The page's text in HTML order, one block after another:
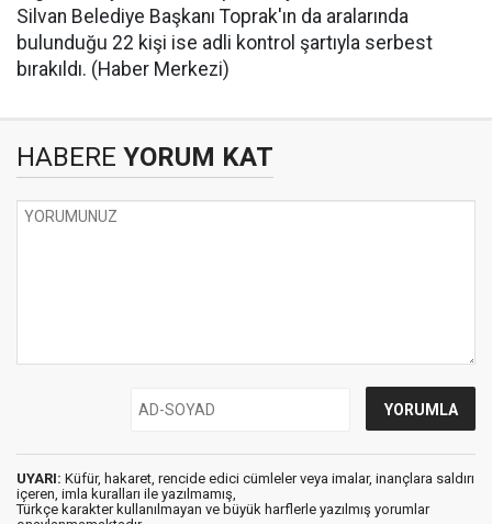
Silvan Belediye Başkanı Toprak'ın da aralarında
bulunduğu 22 kişi ise adli kontrol şartıyla serbest
bırakıldı. (Haber Merkezi)
HABERE YORUM KAT
UYARI: Küfür, hakaret, rencide edici cümleler veya imalar, inançlara saldırı
içeren, imla kuralları ile yazılmamış,
Türkçe karakter kullanılmayan ve büyük harflerle yazılmış yorumlar